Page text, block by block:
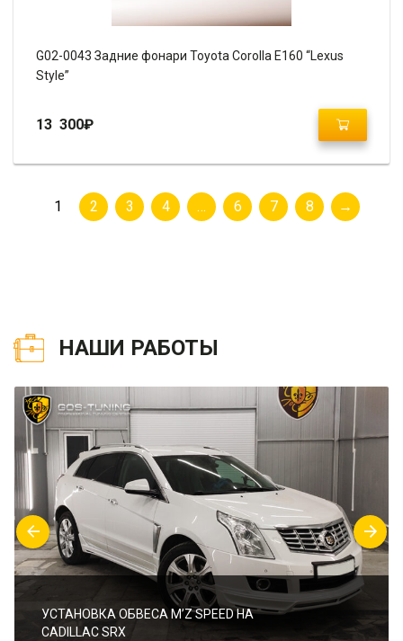
G02-0043 Задние фонари Toyota Corolla E160 “Lexus
Style”
13 300₽
1 2 3 4 … 6 7 8 →
НАШИ РАБОТЫ
УСТАНОВКА ОБВЕСА M’Z SPEED НА
CADILLAC SRX